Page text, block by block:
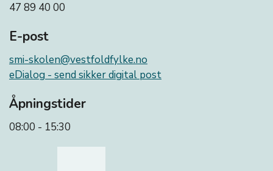
47 89 40 00
E-post
smi-skolen@vestfoldfylke.no
eDialog - send sikker digital post
Åpningstider
08:00 - 15:30